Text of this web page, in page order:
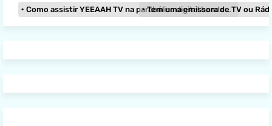
Como assistir YEEAAH TV na parabólica digital banda KU?
Tem uma emissora de TV ou Rádio